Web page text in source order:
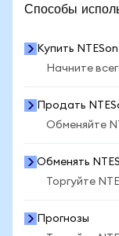
Способы
Купить NTESon
Начните
Продать
Обменяйте
Обменять
Торгуйте
Прогнозы